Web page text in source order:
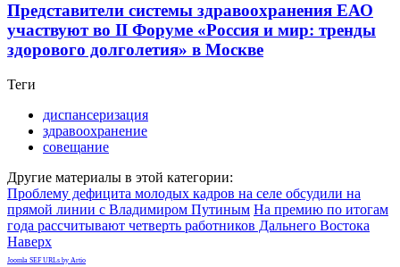
Представители системы здравоохранения ЕАО
участвуют во II Форуме «Россия и мир: тренды
здорового долголетия» в Москве
Теги
диспансеризация
здравоохранение
совещание
Другие материалы в этой категории:
Проблему дефицита молодых кадров на селе обсудили на
прямой линии с Владимиром Путиным На премию по итогам
года рассчитывают четверть работников Дальнего Востока
Наверх
Joomla SEF URLs by Artio